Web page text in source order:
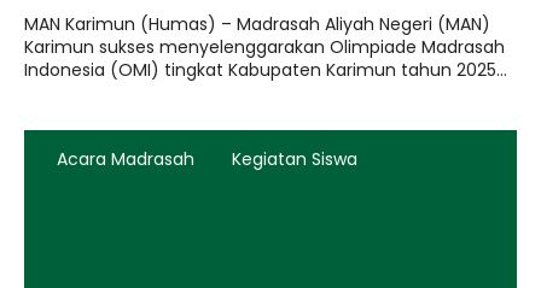
MAN Karimun (Humas) – Madrasah Aliyah Negeri (MAN)
Karimun sukses menyelenggarakan Olimpiade Madrasah
Indonesia (OMI) tingkat Kabupaten Karimun tahun 2025...
Acara Madrasah Kegiatan Siswa